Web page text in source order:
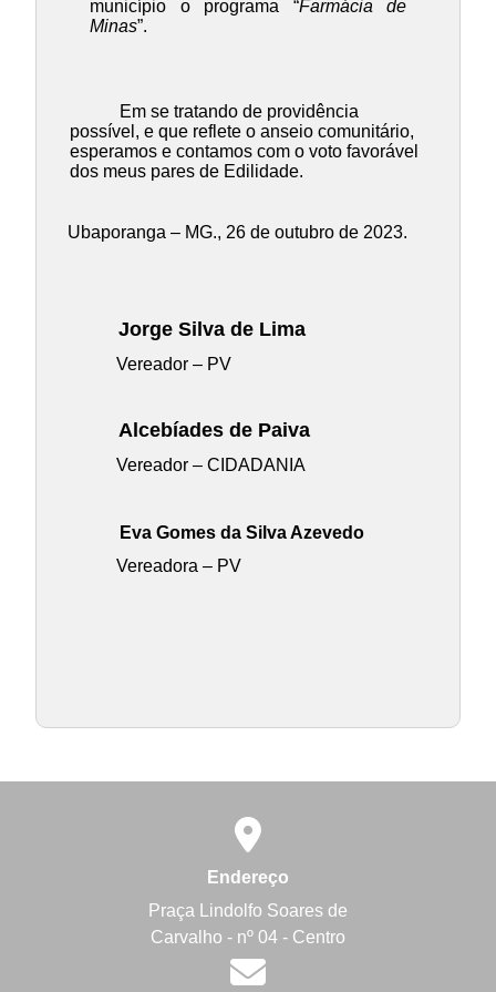
município o programa “Farmácia de
Minas”.
Em se tratando de providência
possível, e que reflete o anseio comunitário,
esperamos e contamos com o voto favorável
dos meus pares de Edilidade.
Ubaporanga – MG., 26 de outubro de 2023.
Jorge Silva de Lima
Vereador – PV
Alcebíades de Paiva
Vereador – CIDADANIA
Eva Gomes da Silva Azevedo
Vereadora – PV
Endereço
Praça Lindolfo Soares de
Carvalho - nº 04 - Centro